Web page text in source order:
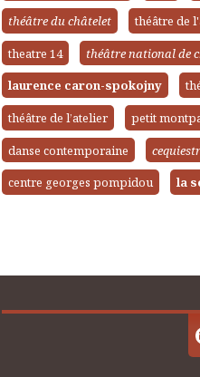
théâtre du châtelet
théâtre de
theatre 14
théâtre national de
laurence caron-spokojny
théâtre de l’atelier
petit
danse contemporaine
centre georges pompidou
la